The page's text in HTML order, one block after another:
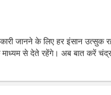
जानने के लिए हर इंसान
से देते रहेंगे। अब बात करें